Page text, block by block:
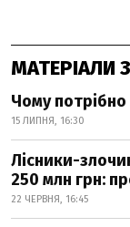
МАТЕРІАЛИ
Чому
15 ЛИПНЯ, 16:30
Лісники-
250 млн грн:
22 ЧЕРВНЯ, 16:45